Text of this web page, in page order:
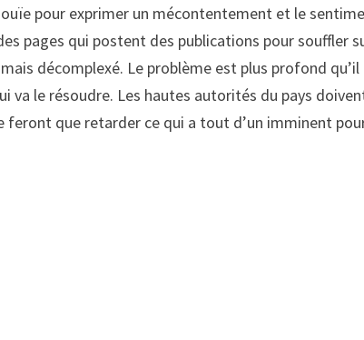
pour exprimer un mécontentement et le
pages qui postent des publications pour souffler
décomplexé. Le problème est plus profond qu’il
va le résoudre. Les hautes autorités du pays
feront que retarder ce qui a tout d’un imminent